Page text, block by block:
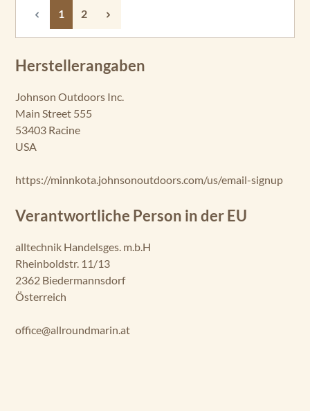
Seite
1 Seite
2
Herstellerangaben
Johnson Outdoors Inc.
Main Street 555
53403 Racine
USA
https://minnkota.johnsonoutdoors.com/us/email-signup
Verantwortliche Person in der EU
alltechnik Handelsges. m.b.H
Rheinboldstr. 11/13
2362 Biedermannsdorf
Österreich
office@allroundmarin.at